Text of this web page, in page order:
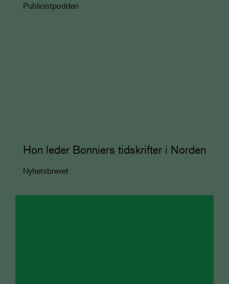
Publicistpodden
Hon leder Bonniers tidskrifter i Norden
Nyhetsbrevet